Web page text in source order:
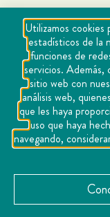
Utilizamos
estadísticos de la
funciones de
servicios. Además,
sitio web con
análisis web,
que les haya
uso que haya
navegando,